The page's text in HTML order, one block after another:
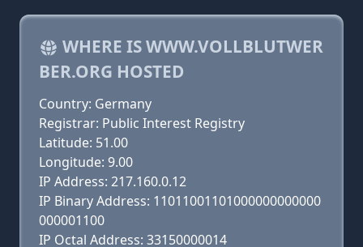
WHERE IS WWW.VOLLBLUTWER
BER.ORG HOSTED
Country: Germany
Registrar: Public Interest Registry
Latitude: 51.00
Longitude: 9.00
IP Address: 217.160.0.12
IP Binary Address: 11011001101000000000000
000001100
IP Octal Address: 33150000014